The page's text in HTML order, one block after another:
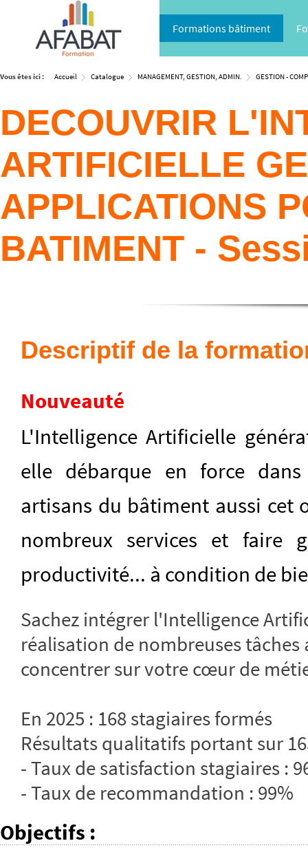
Formations bâtiment
Vous êtes ici : Accueil Catalogue MANAGEMENT, GESTION, ADMIN. GESTION -
DECOUVRIR
ARTIFICIELLE
APPLICATIONS
BATIMENT -
Descriptif de la
Nouveauté
L'Intelligence Artificielle
elle débarque en force
artisans du bâtiment aussi cet
nombreux services et
productivité... à condition de
Sachez intégrer l'Intelligence
réalisation de nombreuses
concentrer sur votre cœur de
En 2025 : 168 stagiaires formés
Résultats qualitatifs portant sur
- Taux de satisfaction stagiaires :
- Taux de recommandation : 99%
Objectifs :